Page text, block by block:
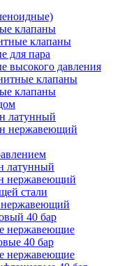
клапаны
клапаны
для пара
высокого давления
клапаны
клапаны
латунный
нержавеющий
латунный
нержавеющий
стали
нержавеющий
40 бар
нержавеющие
40 бар
нержавеющие